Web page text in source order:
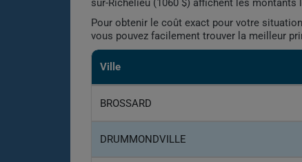
sur-Richelieu (1060 $) affichent les
Pour obtenir le coût exact pour votre
vous pouvez facilement trouver la meilleur
Ville
BROSSARD
DRUMMONDVILLE